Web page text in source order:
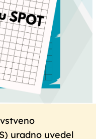
uradno uvedel